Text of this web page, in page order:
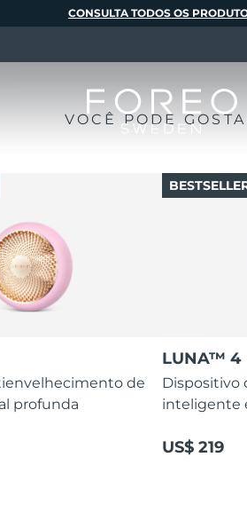
VOCÊ PODE
de
profunda
LUNA™ 4
Dispositivo
inteligente
US$ 219
CONSULTA TODOS OS